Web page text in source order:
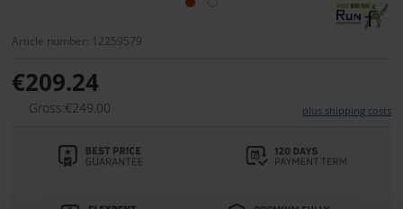
Article number: 12259579
€209.24
Gross:€249.00 plus shipping costs